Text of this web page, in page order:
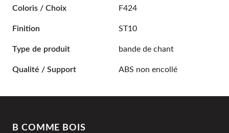
Coloris / Choix F424
Finition ST10
Type de produit bande de chant
Qualité / Support ABS non encollé
B COMME BOIS